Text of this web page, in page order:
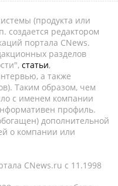
(продукта или
создается редактором
портала CNews.
разделов
статьи,
а также
Таким образом, чем
с именем компании
профиль.
дополнительной
о компании или
CNews.ru c 11.1998